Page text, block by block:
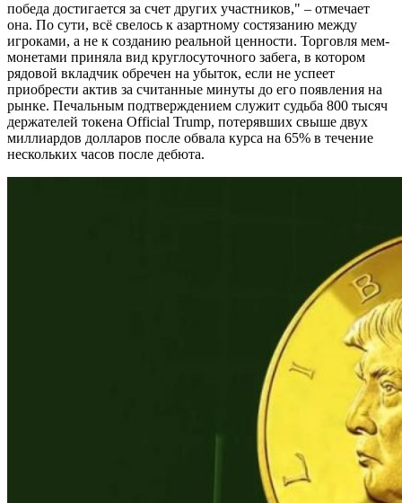
победа достигается за счет других участников," – отмечает
она. По сути, всё свелось к азартному состязанию между
игроками, а не к созданию реальной ценности. Торговля мем-
монетами приняла вид круглосуточного забега, в котором
рядовой вкладчик обречен на убыток, если не успеет
приобрести актив за считанные минуты до его появления на
рынке. Печальным подтверждением служит судьба 800 тысяч
держателей токена Official Trump, потерявших свыше двух
миллиардов долларов после обвала курса на 65% в течение
нескольких часов после дебюта.